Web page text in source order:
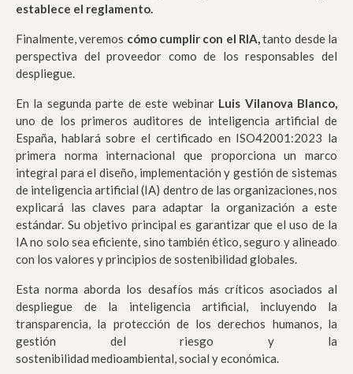
establece el reglamento.
Finalmente, veremos cómo cumplir con el RIA,tanto desde la
perspectiva del proveedor como de los responsables del
despliegue.
En la segunda parte de este webinar Luis Vilanova Blanco,
uno de los primeros auditores de inteligencia artificial de
España, hablará sobre el certificado en ISO42001:2023 la
primera norma internacional que proporciona un marco
integral para el diseño, implementación y gestión de sistemas
de inteligencia artificial (IA) dentro de las organizaciones, nos
explicará las claves para adaptar la organización a este
estándar. Su objetivo principal es garantizar que el uso de la
IA no solo sea eficiente, sino también ético, seguro y alineado
con los valores y principios de sostenibilidad globales.
Esta norma aborda los desafíos más críticos asociados al
despliegue de la inteligencia artificial, incluyendo la
transparencia, la protección de los derechos humanos, la
gestión del riesgo y la
sostenibilidad medioambiental, social y económica.